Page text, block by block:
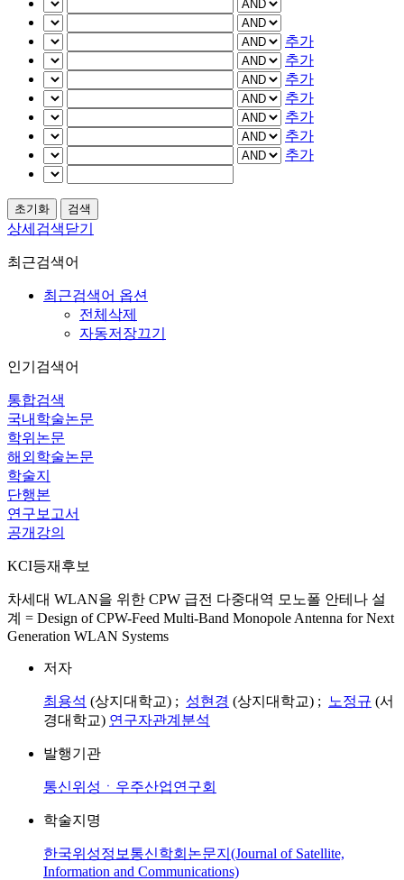
추가
추가
추가
추가
추가
추가
추가
상세검색닫기
최근검색어
최근검색어 옵션
전체삭제
자동저장끄기
인기검색어
통합검색
국내학술논문
학위논문
해외학술논문
학술지
단행본
연구보고서
공개강의
KCI등재후보
차세대 WLAN을 위한 CPW 급전 다중대역 모노폴 안테나 설
계 = Design of CPW-Feed Multi-Band Monopole Antenna for Next
Generation WLAN Systems
저자
최용석 (상지대학교) ; 성현경 (상지대학교) ; 노정규 (서
경대학교) 연구자관계분석
발행기관
통신위성ㆍ우주산업연구회
학술지명
한국위성정보통신학회논문지(Journal of Satellite,
Information and Communications)